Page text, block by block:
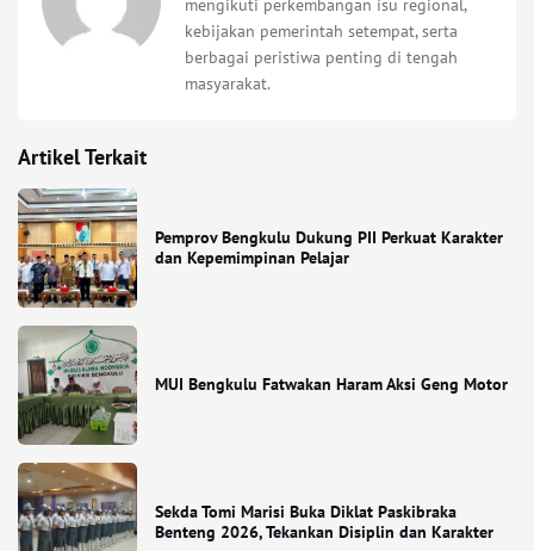
mengikuti perkembangan isu regional,
kebijakan pemerintah setempat, serta
berbagai peristiwa penting di tengah
masyarakat.
Artikel Terkait
Pemprov Bengkulu Dukung PII Perkuat Karakter
dan Kepemimpinan Pelajar
MUI Bengkulu Fatwakan Haram Aksi Geng Motor
Sekda Tomi Marisi Buka Diklat Paskibraka
Benteng 2026, Tekankan Disiplin dan Karakter